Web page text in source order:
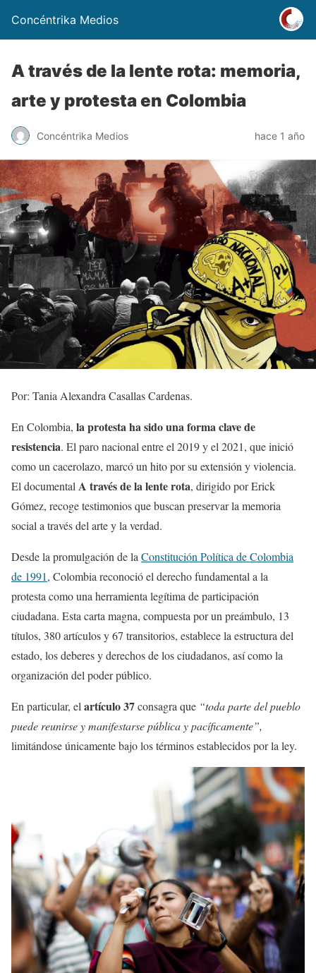
Concéntrika Medios
A través de la lente rota: memoria,
arte y protesta en Colombia
Concéntrika Medios hace 1 año
Por: Tania Alexandra Casallas Cardenas.
En Colombia, la protesta ha sido una forma clave de
resistencia. El paro nacional entre el 2019 y el 2021, que inició
como un cacerolazo, marcó un hito por su extensión y violencia.
El documental A través de la lente rota, dirigido por Erick
Gómez, recoge testimonios que buscan preservar la memoria
social a través del arte y la verdad.
Desde la promulgación de la Constitución Política de Colombia
de 1991, Colombia reconoció el derecho fundamental a la
protesta como una herramienta legítima de participación
ciudadana. Esta carta magna, compuesta por un preámbulo, 13
títulos, 380 artículos y 67 transitorios, establece la estructura del
estado, los deberes y derechos de los ciudadanos, así como la
organización del poder público.
En particular, el artículo 37consagra que “toda parte del pueblo
puede reunirse y manifestarse pública y pacíficamente”,
limitándose únicamente bajo los términos establecidos por la ley.